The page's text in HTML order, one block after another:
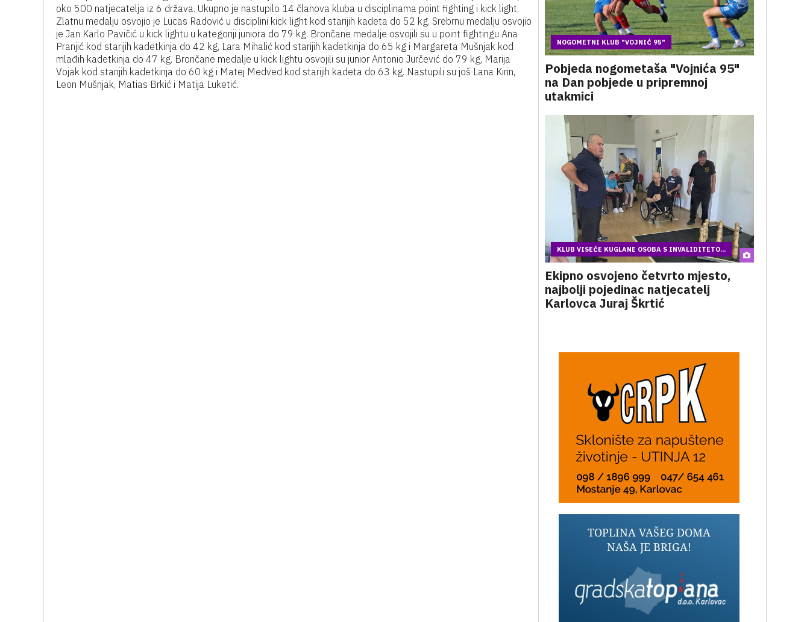
oko 500 natjecatelja iz 6 država. Ukupno je nastupilo 14 članova kluba u disciplinama point fighting i kick light.
Zlatnu medalju osvojio je Lucas Radović u disciplini kick light kod starijih kadeta do 52 kg. Srebrnu medalju osvojio
je Jan Karlo Pavičić u kick lightu u kategoriji juniora do 79 kg. Brončane medalje osvojili su u point fightingu Ana
Pranjić kod starijih kadetkinja do 42 kg, Lara Mihalić kod starijih kadetkinja do 65 kg i Margareta Mušnjak kod
mlađih kadetkinja do 47 kg. Brončane medalje u kick lightu osvojili su junior Antonio Jurčević do 79 kg, Marija
Vojak kod starijih kadetkinja do 60 kg i Matej Medved kod starijih kadeta do 63 kg. Nastupili su još Lana Kirin,
Leon Mušnjak, Matias Brkić i Matija Luketić.
NOGOMETNI KLUB "VOJNIĆ 95"
Pobjeda nogometaša "Vojnića 95"
na Dan pobjede u pripremnoj
utakmici
KLUB VISEĆE KUGLANE OSOBA S INVALIDITETO...
Ekipno osvojeno četvrto mjesto,
najbolji pojedinac natjecatelj
Karlovca Juraj Škrtić